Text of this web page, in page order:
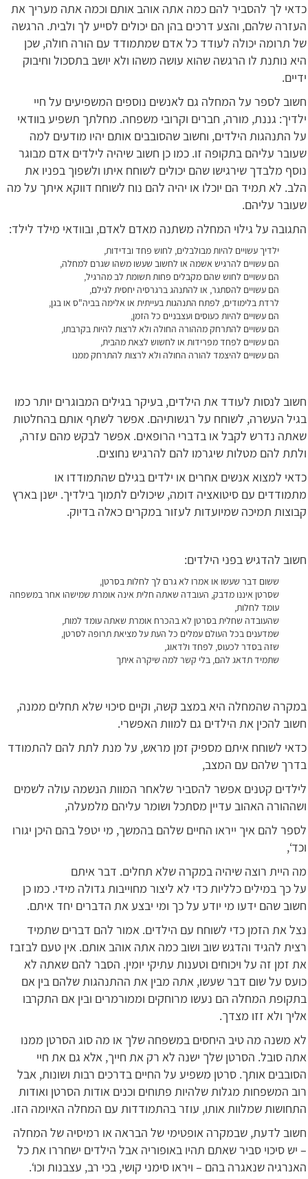
כדאי לך להסביר להם כמה אתה אוהב אותם וכמה אתה מעריך את
העזרה שלהם, והצע דרכים בהן הם יכולים לסייע לך ולבית. הרגשה
של תרומה יכולה לעודד כל אדם שמתמודד עם הורה חולה, שכן
היא נותנת לו הרגשה שהוא עושה משהו ולא יושב בתסכול וחיבוק
ידיים.
חשוב לספר על המחלה גם לאנשים נוספים המשפיעים על חיי
ילדיך: גננת, מורה, חברים וקרובי משפחה. מחלתך תשפיע בוודאי
על התנהגות הילדים, וחשוב שהסובבים אותם יהיו מודעים למה
שעובר עליהם בתקופה זו. כמו כן חשוב שיהיה לילדים אדם מבוגר
נוסף מלבדך שירגישו שהם יכולים לשוחח איתו ולשפוך בפניו את
הלב. לא תמיד הם יוכלו או יהיה להם נוח לשוחח דווקא איתך על מה
שעובר עליהם.
התגובה על גילוי המחלה משתנה מאדם לאדם, ובוודאי מילד לילד:
ילדיך עשויים להיות מבולבלים, לחוש פחד ובדידות,
הם עשויים להרגיש אשמה או לחשוב שעשו משהו שגרם למחלה,
הם עשויים לחוש שהם מקבלים פחות תשומת לב מהרגיל,
הם עשויים להסתגר, או להתנהג ברגרסיה יחסית לגילם,
לרדת בלימודים, לפתח התנהגות בעייתית או אלימה בביה"ס או בגן,
הם עשויים להיות כעוסים ועצבניים כל הזמן,
הם עשויים להתרחק מההורה החולה ולא לרצות להיות בקרבתו,
הם עשויים לפחד מפרידות או לחשוש לצאת מהבית,
הם עשויים להיצמד להורה החולה ולא לרצות להתרחק ממנו
חשוב לנסות לעודד את הילדים, בעיקר בגילים המבוגרים יותר כמו
בגיל העשרה, לשוחח על רגשותיהם. אפשר לשתף אותם בהחלטות
שאתה נדרש לקבל או בדברי הרופאים. אפשר לבקש מהם עזרה,
ולתת להם מטלות שיגרמו להם להרגיש נחוצים.
כדאי למצוא אנשים אחרים או ילדים בגילם שהתמודדו או
מתמודדים עם סיטואציה דומה, שיכולים לתמוך בילדיך. ישנן בארץ
קבוצות תמיכה שמיועדות לעזור במקרים כאלה בדיוק.
חשוב להדגיש בפני הילדים:
ששום דבר שעשו או אמרו לא גרם לך לחלות בסרטן,
שסרטן איננו מדבק, העובדה שאתה חלית אינה אומרת שמישהו אחר במשפחה
עומד לחלות,
שהעובדה שחלית בסרטן לא בהכרח אומרת שאתה עומד למות,
שמדענים בכל העולם עמלים כל העת על מציאת תרופה לסרטן,
שזה בסדר לכעוס, לפחד ולדאוג,
שתמיד תדאג להם, בלי קשר למה שיקרה איתך
במקרה שהמחלה היא במצב קשה, וקיים סיכוי שלא תחלים ממנה,
חשוב להכין את הילדים גם למוות האפשרי.
כדאי לשוחח איתם מספיק זמן מראש, על מנת לתת להם להתמודד
בדרך שלהם עם המצב,
לילדים קטנים אפשר להסביר שלאחר המוות הנשמה עולה לשמים
ושההורה האהוב עדיין מסתכל ושומר עליהם מלמעלה,
לספר להם איך ייראו החיים שלהם בהמשך, מי יטפל בהם היכן יגורו
וכד‘,
מה היית רוצה שיהיה במקרה שלא תחלים. דבר איתם
על כך במילים כלליות כדי לא ליצור מחוייבות גדולה מידי. כמו כן
חשוב שהם ידעו מי יודע על כך ומי יבצע את הדברים יחד איתם.
נצל את הזמן כדי לשוחח עם הילדים. אמור להם דברים שתמיד
רצית להגיד והדגש שוב ושוב כמה אתה אוהב אותם. אין טעם לבזבז
את זמן זה על ויכוחים וטענות עתיקי יומין. הסבר להם שאתה לא
כועס על שום דבר שעשו, אתה מבין את ההתנהגות שלהם בין אם
בתקופת המחלה הם נעשו מרוחקים וממורמרים ובין אם התקרבו
אליך ולא זזו מצדך.
לא משנה מה טיב היחסים במשפחה שלך או מה סוג הסרטן ממנו
אתה סובל. הסרטן שלך ישנה לא רק את חייך, אלא גם את חיי
הסובבים אותך. סרטן משפיע על החיים בדרכים רבות ושונות, אבל
רוב המשפחות מגלות שלהיות פתוחים וכנים אודות הסרטן ואודות
התחושות שמלוות אותו, עוזר בהתמודדות עם המחלה האיומה הזו.
חשוב לדעת, שבמקרה אופטימי של הבראה או רמיסיה של המחלה
– יש סיכוי סביר שאתם תהיו באופוריה אבל הילדים ישחררו את כל
האנרגיה שנאגרה בהם – ויראו סימני קושי, בכי רב, עצבנות וכו‘.